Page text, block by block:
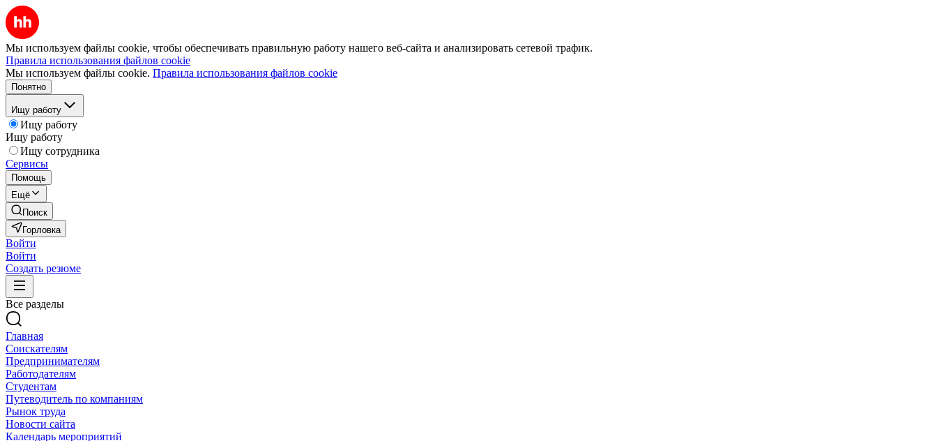
Мы используем файлы cookie, чтобы обеспечивать правильную работу нашего веб-сайта и анализировать сетевой трафик.
Правила использования файлов cookie
Мы используем файлы cookie. Правила использования файлов cookie
Понятно
Ищу работу
Ищу работу
Ищу работу
Ищу сотрудника
Сервисы
Помощь
Ещё
Поиск
Горловка
Войти
Войти
Создать резюме
Все разделы
Главная
Соискателям
Предпринимателям
Работодателям
Студентам
Путеводитель по компаниям
Рынок труда
Новости сайта
Календарь мероприятий